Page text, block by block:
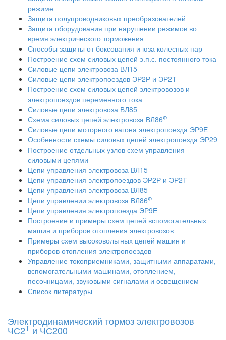
режиме
Защита полупроводниковых преобразователей
Защита оборудования при нарушении режимов во
время электрического торможения
Способы защиты от боксования и юза колесных пар
Построение схем силовых цепей э.п.с. постоянного тока
Силовые цепи электровоза ВЛ15
Силовые цепи электропоездов ЭР2Р и ЭР2Т
Построение схем силовых цепей электровозов и
электропоездов переменного тока
Силовые цепи электровоза ВЛ85
Схема силовых цепей электровоза ВЛ86Ф
Силовые цепи моторного вагона электропоезда ЭР9Е
Особенности схемы силовых цепей электропоезда ЭР29
Построение отдельных узлов схем управления
силовыми цепями
Цепи управления электровоза ВЛ15
Цепи управления электропоездов ЭР2Р и ЭР2Т
Цепи управления электровоза ВЛ85
Цепи управлении электровоза ВЛ86Ф
Цепи управления электропоезда ЭР9Е
Построение и примеры схем цепей вспомогательных
машин и приборов отопления электровозов
Примеры схем высоковольтных цепей машин и
приборов отопления электропоездов
Управление токоприемниками, защитными аппаратами,
вспомогательными машинами, отоплением,
песочницами, звуковыми сигналами и освещением
Список литературы
Электродинамический тормоз электровозов
ЧС2Т и ЧС200